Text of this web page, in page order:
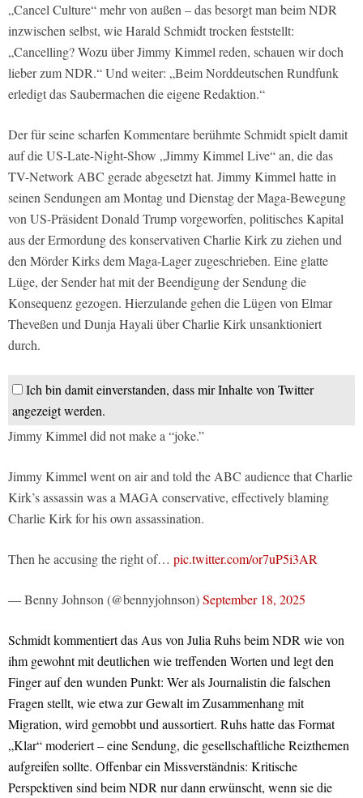
„Cancel Culture“ mehr von außen – das besorgt man beim NDR
inzwischen selbst, wie Harald Schmidt trocken feststellt:
„Cancelling? Wozu über Jimmy Kimmel reden, schauen wir doch
lieber zum NDR.“ Und weiter: „Beim Norddeutschen Rundfunk
erledigt das Saubermachen die eigene Redaktion.“
Der für seine scharfen Kommentare berühmte Schmidt spielt damit
auf die US-Late-Night-Show „Jimmy Kimmel Live“ an, die das
TV-Network ABC gerade abgesetzt hat. Jimmy Kimmel hatte in
seinen Sendungen am Montag und Dienstag der Maga-Bewegung
von US-Präsident Donald Trump vorgeworfen, politisches Kapital
aus der Ermordung des konservativen Charlie Kirk zu ziehen und
den Mörder Kirks dem Maga-Lager zugeschrieben. Eine glatte
Lüge, der Sender hat mit der Beendigung der Sendung die
Konsequenz gezogen. Hierzulande gehen die Lügen von Elmar
Theveßen und Dunja Hayali über Charlie Kirk unsanktioniert
durch.
Ich bin damit einverstanden, dass mir Inhalte von Twitter
angezeigt werden.
Jimmy Kimmel did not make a “joke.”
Jimmy Kimmel went on air and told the ABC audience that Charlie
Kirk’s assassin was a MAGA conservative, effectively blaming
Charlie Kirk for his own assassination.
Then he accusing the right of… pic.twitter.com/or7uP5i3AR
— Benny Johnson (@bennyjohnson)September 18, 2025
Schmidt kommentiert das Aus von Julia Ruhs beim NDR wie von
ihm gewohnt mit deutlichen wie treffenden Worten und legt den
Finger auf den wunden Punkt: Wer als Journalistin die falschen
Fragen stellt, wie etwa zur Gewalt im Zusammenhang mit
Migration, wird gemobbt und aussortiert. Ruhs hatte das Format
„Klar“ moderiert – eine Sendung, die gesellschaftliche Reizthemen
aufgreifen sollte. Offenbar ein Missverständnis: Kritische
Perspektiven sind beim NDR nur dann erwünscht, wenn sie die